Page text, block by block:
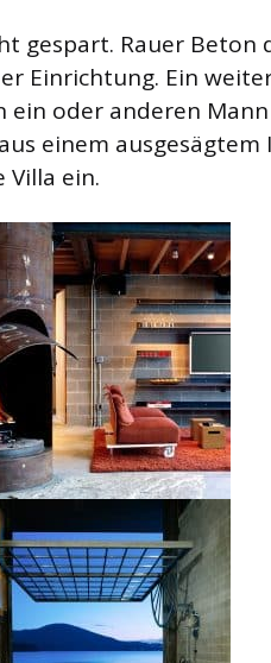
gespart. Rauer Beton
Einrichtung. Ein
ein oder anderen
einem
ein.